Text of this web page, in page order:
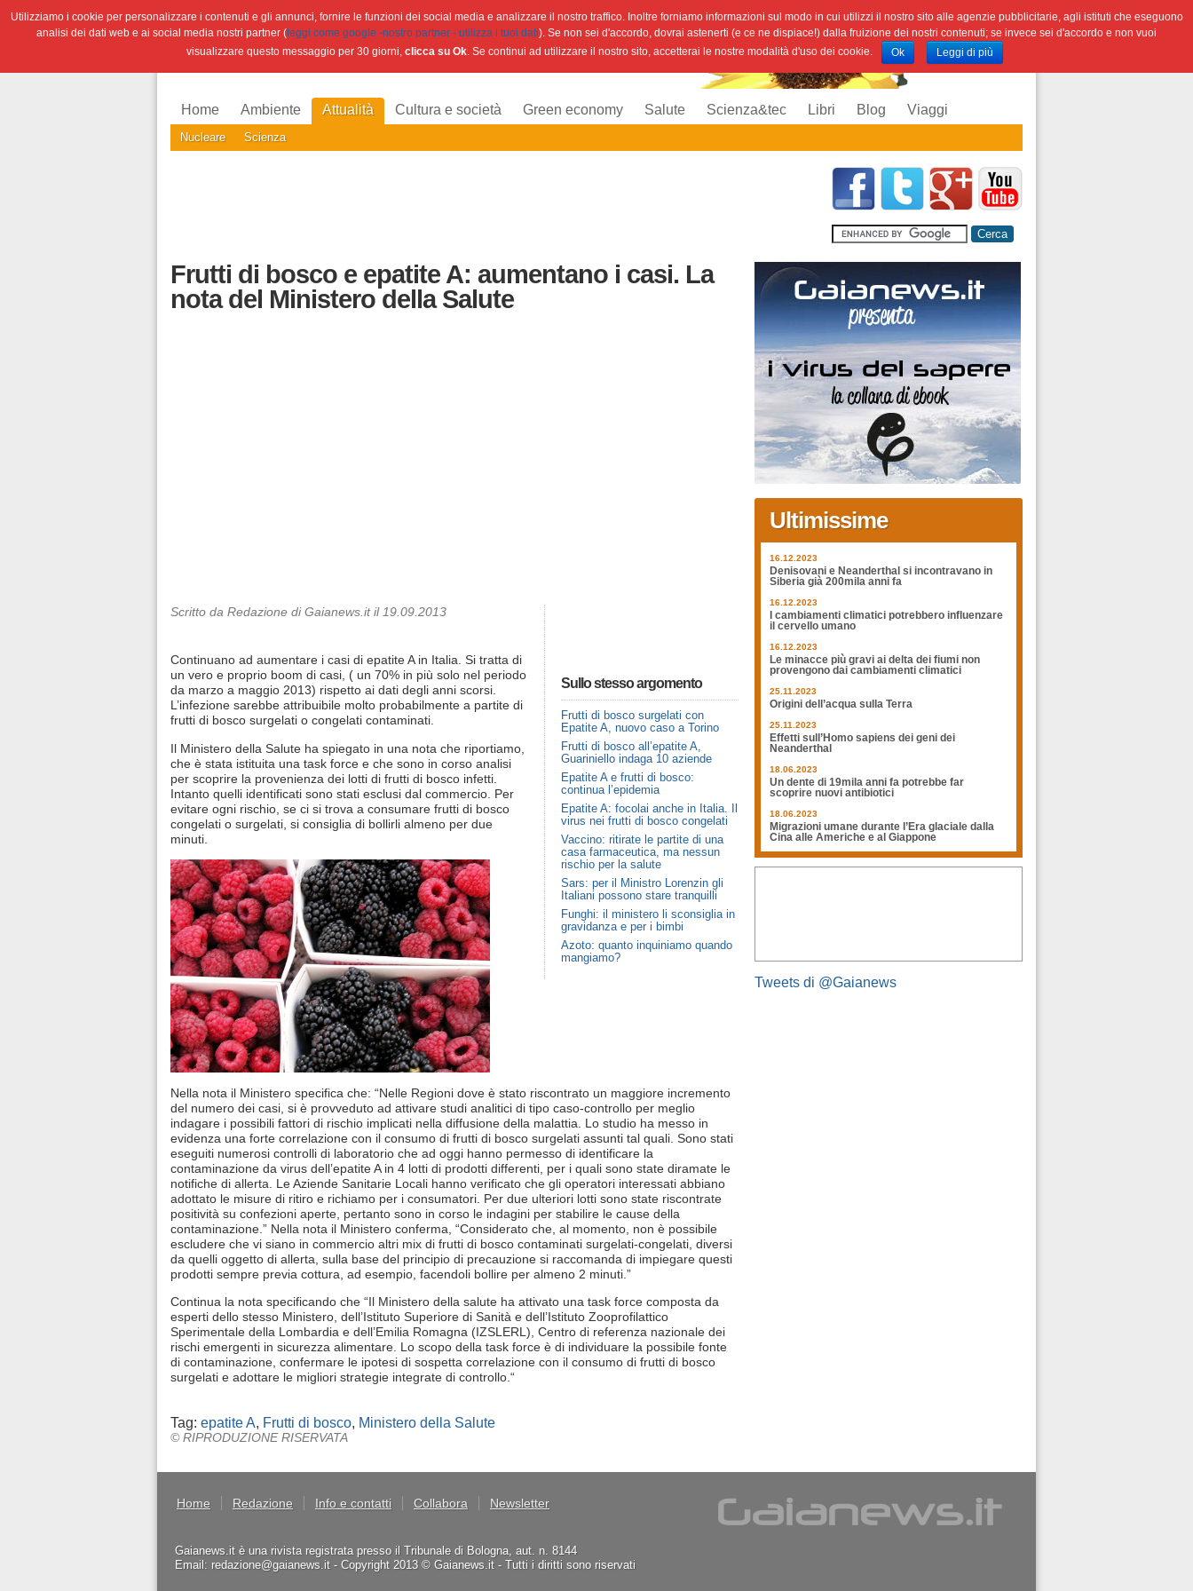
Home Ambiente Attualità
Nucleare Scienza
Cultura e società Green economy Salute Scienza&tec Libri Blog Viaggi
Frutti di bosco e epatite A: aumentano i casi. La
nota del Ministero della Salute
Sullo stesso argomento
Frutti di bosco surgelati con
Epatite A, nuovo caso a Torino
Frutti di bosco all’epatite A,
Guariniello indaga 10 aziende
Epatite A e frutti di bosco:
continua l’epidemia
Epatite A: focolai anche in Italia. Il
virus nei frutti di bosco congelati
Vaccino: ritirate le partite di una
casa farmaceutica, ma nessun
rischio per la salute
Sars: per il Ministro Lorenzin gli
Italiani possono stare tranquilli
Funghi: il ministero li sconsiglia in
gravidanza e per i bimbi
Azoto: quanto inquiniamo quando
mangiamo?
Scritto da Redazione di Gaianews.it il 19.09.2013
Continuano ad aumentare i casi di epatite A in Italia. Si tratta di
un vero e proprio boom di casi, ( un 70% in più solo nel periodo
da marzo a maggio 2013) rispetto ai dati degli anni scorsi.
L’infezione sarebbe attribuibile molto probabilmente a partite di
frutti di bosco surgelati o congelati contaminati.
Il Ministero della Salute ha spiegato in una nota che riportiamo,
che è stata istituita una task force e che sono in corso analisi
per scoprire la provenienza dei lotti di frutti di bosco infetti.
Intanto quelli identificati sono stati esclusi dal commercio. Per
evitare ogni rischio, se ci si trova a consumare frutti di bosco
congelati o surgelati, si consiglia di bollirli almeno per due
minuti.
Nella nota il Ministero specifica che: “Nelle Regioni dove è stato riscontrato un maggiore incremento
del numero dei casi, si è provveduto ad attivare studi analitici di tipo caso-controllo per meglio
indagare i possibili fattori di rischio implicati nella diffusione della malattia. Lo studio ha messo in
evidenza una forte correlazione con il consumo di frutti di bosco surgelati assunti tal quali. Sono stati
eseguiti numerosi controlli di laboratorio che ad oggi hanno permesso di identificare la
contaminazione da virus dell’epatite A in 4 lotti di prodotti differenti, per i quali sono state diramate le
notifiche di allerta. Le Aziende Sanitarie Locali hanno verificato che gli operatori interessati abbiano
adottato le misure di ritiro e richiamo per i consumatori. Per due ulteriori lotti sono state riscontrate
positività su confezioni aperte, pertanto sono in corso le indagini per stabilire le cause della
contaminazione.” Nella nota il Ministero conferma, “Considerato che, al momento, non è possibile
escludere che vi siano in commercio altri mix di frutti di bosco contaminati surgelati-congelati, diversi
da quelli oggetto di allerta, sulla base del principio di precauzione si raccomanda di impiegare questi
prodotti sempre previa cottura, ad esempio, facendoli bollire per almeno 2 minuti.”
Continua la nota specificando che “Il Ministero della salute ha attivato una task force composta da
esperti dello stesso Ministero, dell’Istituto Superiore di Sanità e dell’Istituto Zooprofilattico
Sperimentale della Lombardia e dell’Emilia Romagna (IZSLERL), Centro di referenza nazionale dei
rischi emergenti in sicurezza alimentare. Lo scopo della task force è di individuare la possibile fonte
di contaminazione, confermare le ipotesi di sospetta correlazione con il consumo di frutti di bosco
surgelati e adottare le migliori strategie integrate di controllo.“
Tag: epatite A, Frutti di bosco, Ministero della Salute
© RIPRODUZIONE RISERVATA
Ultimissime
16.12.2023
Denisovani e Neanderthal si incontravano in
Siberia già 200mila anni fa
16.12.2023
I cambiamenti climatici potrebbero influenzare
il cervello umano
16.12.2023
Le minacce più gravi ai delta dei fiumi non
provengono dai cambiamenti climatici
25.11.2023
Origini dell’acqua sulla Terra
25.11.2023
Effetti sull’Homo sapiens dei geni dei
Neanderthal
18.06.2023
Un dente di 19mila anni fa potrebbe far
scoprire nuovi antibiotici
18.06.2023
Migrazioni umane durante l’Era glaciale dalla
Cina alle Americhe e al Giappone
Tweets di @Gaianews
Home Redazione Info e contatti Collabora Newsletter
Gaianews.it è una rivista registrata presso il Tribunale di Bologna, aut. n. 8144
Email: redazione@gaianews.it - Copyright 2013 © Gaianews.it - Tutti i diritti sono riservati
Utilizziamo i cookie per personalizzare i contenuti e gli annunci, fornire le funzioni dei social media e analizzare il nostro traffico. Inoltre forniamo informazioni sul modo in cui utilizzi il nostro sito alle agenzie pubblicitarie, agli istituti che eseguono
analisi dei dati web e ai social media nostri partner ( leggi come google -nostro partner - utilizza i tuoi dati). Se non sei d'accordo, dovrai astenerti (e ce ne dispiace!) dalla fruizione dei nostri contenuti; se invece sei d'accordo e non vuoi
visualizzare questo messaggio per 30 giorni,clicca su Ok. Se continui ad utilizzare il nostro sito, accetterai le nostre modalità d'uso dei cookie. Ok Leggi di più